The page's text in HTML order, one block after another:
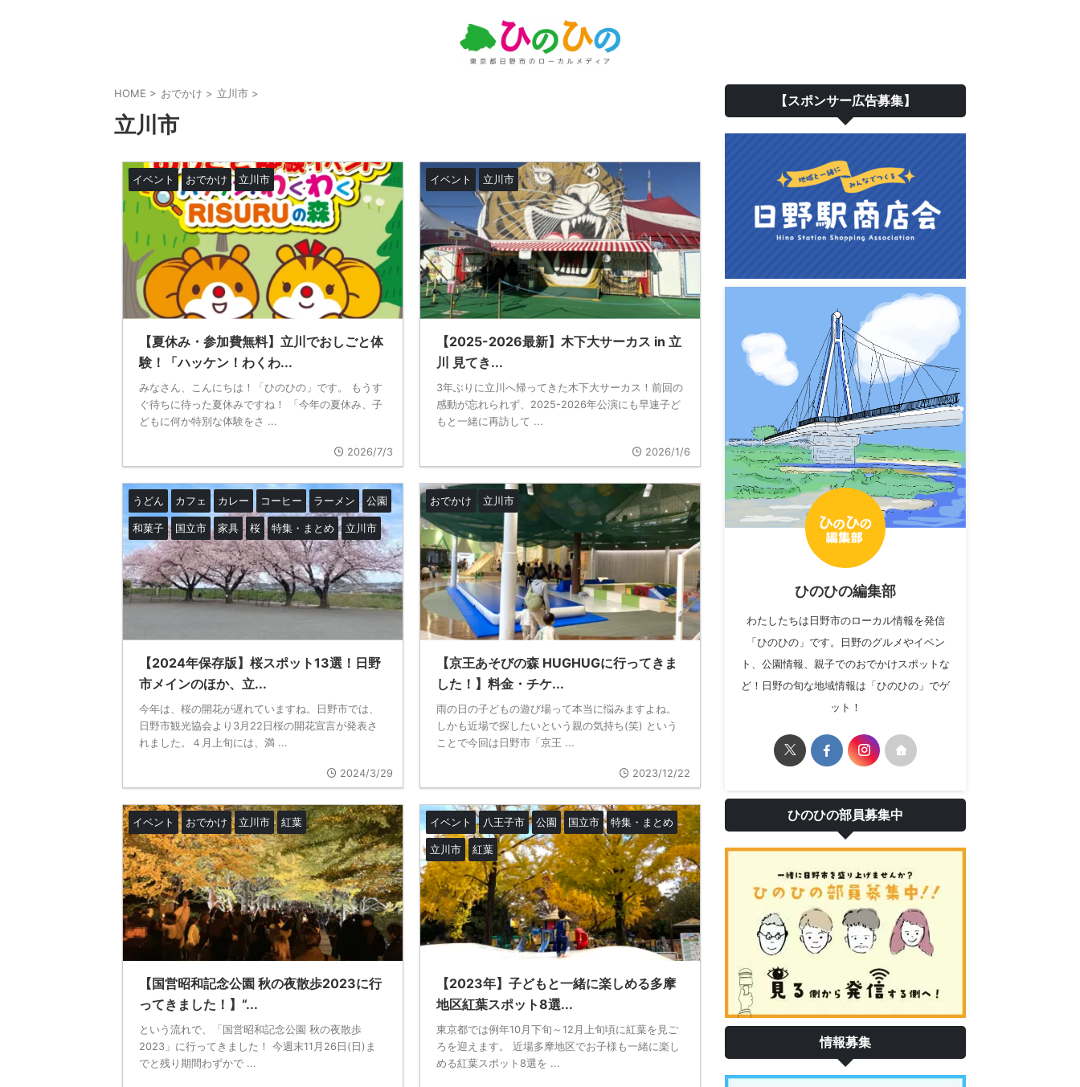
HOME > おでかけ > 立川市 >
立川市
イベント おでかけ 立川市
【夏休み・参加費無料】立川でおしごと体
験！「ハッケン！わくわ...
みなさん、こんにちは！「ひのひの」です。 もうす
ぐ待ちに待った夏休みですね！ 「今年の夏休み、子
どもに何か特別な体験をさ ...
2026/7/3
イベント 立川市
【2025-2026最新】木下大サーカス in 立
川 見てき...
3年ぶりに立川へ帰ってきた木下大サーカス！前回の
感動が忘れられず、2025-2026年公演にも早速子ど
もと一緒に再訪して ...
2026/1/6
うどん カフェ カレー コーヒー ラーメン 公園
和菓子 国立市 家具 桜 特集・まとめ 立川市
【2024年保存版】桜スポット13選！日野
市メインのほか、立...
今年は、桜の開花が遅れていますね。日野市では、
日野市観光協会より3月22日桜の開花宣言が発表さ
れました。４月上旬には、満 ...
2024/3/29
おでかけ 立川市
【京王あそびの森 HUGHUGに行ってきま
した！】料金・チケ...
雨の日の子どもの遊び場って本当に悩みますよね。
しかも近場で探したいという親の気持ち(笑) という
ことで今回は日野市「京王 ...
2023/12/22
イベント おでかけ 立川市 紅葉
【国営昭和記念公園 秋の夜散歩2023に行
ってきました！】“...
という流れで、「国営昭和記念公園 秋の夜散歩
2023」に行ってきました！ 今週末11月26日(日)ま
でと残り期間わずかで ...
イベント 八王子市 公園 国立市 特集・まとめ
立川市 紅葉
【2023年】子どもと一緒に楽しめる多摩
地区紅葉スポット8選...
東京都では例年10月下旬～12月上旬頃に紅葉を見ご
ろを迎えます。 近場多摩地区でお子様も一緒に楽し
める紅葉スポット8選を ...
【スポンサー広告募集】
ひのひの編集部
わたしたちは日野市のローカル情報を発信
「ひのひの」です。日野のグルメやイベン
ト、公園情報、親子でのおでかけスポットな
ど！日野の旬な地域情報は「ひのひの」でゲ
ット！
ひのひの部員募集中
情報募集